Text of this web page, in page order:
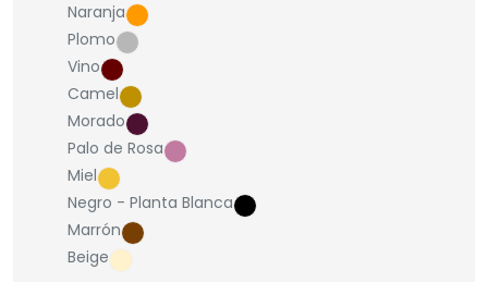
Naranja
Plomo
Vino
Camel
Morado
Palo de Rosa
Miel
Negro - Planta Blanca
Marrón
Beige